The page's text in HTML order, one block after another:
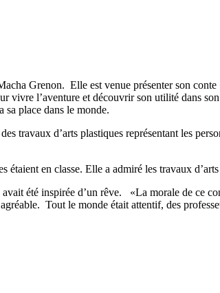
Grenon. Elle est venue présenter son
vivre l’aventure et découvrir son utilité dans
sa place dans le monde.
travaux d’arts plastiques représentant les
en classe. Elle a admiré les travaux
été inspirée d’un rêve. «La morale de ce
Tout le monde était attentif, des